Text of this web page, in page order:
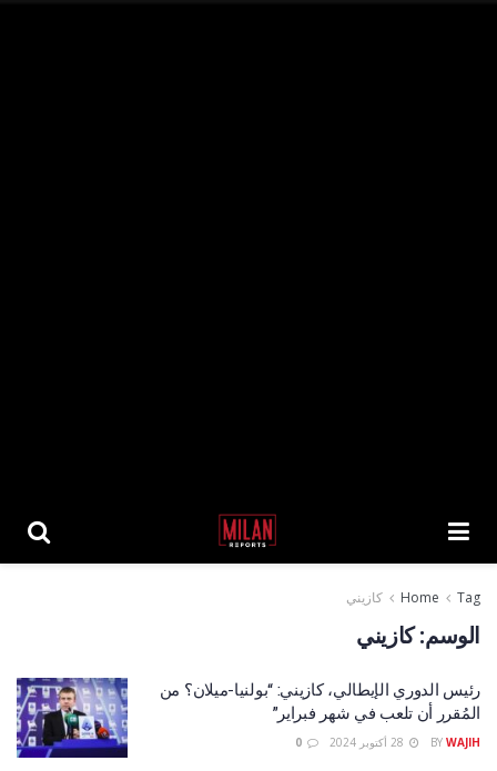
Home Tag كازيني
الوسم:كازيني
رئيس الدوري الإيطالي، كازيني: “بولنيا-ميلان؟ من
المُقرر أن تلعب في شهر فبراير”
BY WAJIH